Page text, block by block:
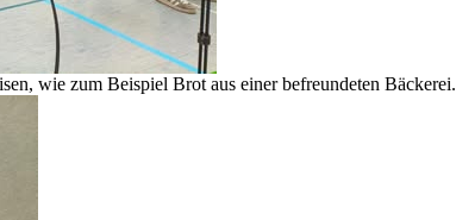
wie zum Beispiel Brot aus einer befreundeten Bäckerei.